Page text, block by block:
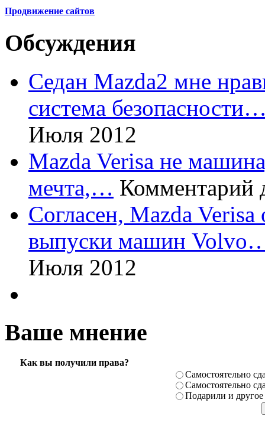
Продвижение сайтов
Обсуждения
Седан Mazda2 мне
система
Июля 2012
Mazda Verisa не
мечта,… Комментарий
Согласен, Mazda
выпуски машин
Июля 2012
Ваше мнение
Как вы получили права?
Самостоя­тельно
Самостоя­тельно
Подарили­ и другое